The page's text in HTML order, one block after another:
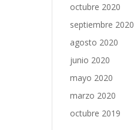
octubre 2020
septiembre 2020
agosto 2020
junio 2020
mayo 2020
marzo 2020
octubre 2019